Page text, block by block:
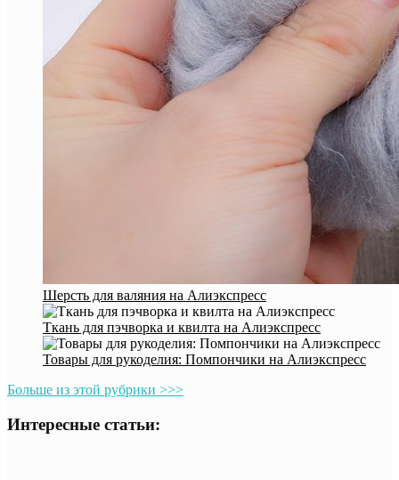
Шерсть для валяния на Алиэкспресс
Ткань для пэчворка и квилта на Алиэкспресс
Товары для рукоделия: Помпончики на Алиэкспресс
Больше из этой рубрики >>>
Интересные статьи: